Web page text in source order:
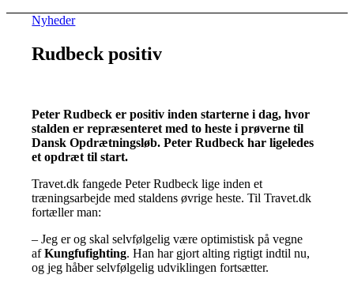
Nyheder
Rudbeck positiv
Peter Rudbeck er positiv inden starterne i dag, hvor
stalden er repræsenteret med to heste i prøverne til
Dansk Opdrætningsløb. Peter Rudbeck har ligeledes
et opdræt til start.
Travet.dk fangede Peter Rudbeck lige inden et
træningsarbejde med staldens øvrige heste. Til Travet.dk
fortæller man:
– Jeg er og skal selvfølgelig være optimistisk på vegne
afKungfufighting. Han har gjort alting rigtigt indtil nu,
og jeg håber selvfølgelig udviklingen fortsætter.